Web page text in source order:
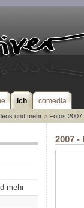
ich comedia
und mehr> Fotos 2007
mehr
2007 -